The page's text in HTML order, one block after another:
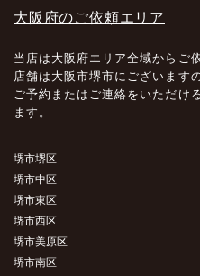
大阪府のご依頼エリア
当店は大阪府エリア全域からご
店舗は大阪市堺市にございます
ご予約またはご連絡をいただけ
ます。
堺市堺区
堺市中区
堺市東区
堺市西区
堺市美原区
堺市南区